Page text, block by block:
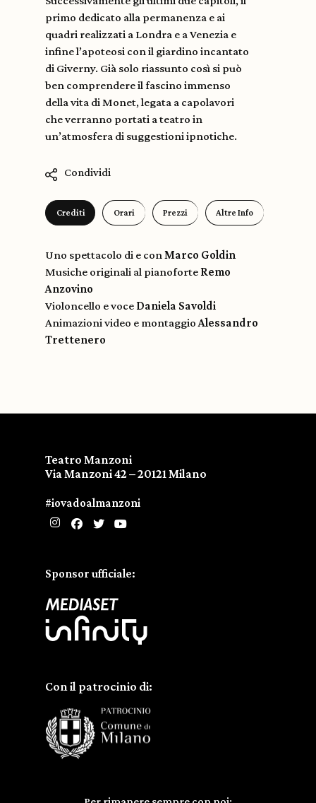
primo dedicato alla permanenza e ai
quadri realizzati a Londra e a Venezia e
infine l’apoteosi con il giardino incantato
di Giverny. Già solo riassunto così si può
ben comprendere il fascino immenso
della vita di Monet, legata a capolavori
che verranno portati a teatro in
un’atmosfera di suggestioni ipnotiche.
Condividi
Crediti Orari Prezzi Altre Info
Uno spettacolo di e conMarco Goldin
Musiche originali al pianoforteRemo
Anzovino
Violoncello e voce Daniela Savoldi
Animazioni video e montaggioAlessandro
Trettenero
Teatro Manzoni
Via Manzoni 42 – 20121 Milano
#iovadoalmanzoni
Sponsor ufficiale:
Con il patrocinio di: